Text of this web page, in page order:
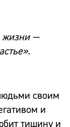
жизни —
своим
и
тишину и